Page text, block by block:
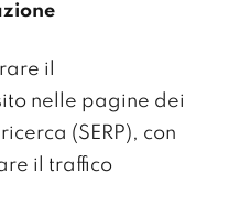
il
nelle pagine dei
(SERP), con
il traffico